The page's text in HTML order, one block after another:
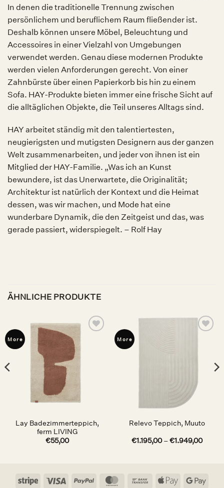
In denen die traditionelle Trennung zwischen
persönlichem und beruflichem Raum fließender ist.
Deshalb können unsere Möbel, Beleuchtung und
Accessoires in einer Vielzahl von Umgebungen
verwendet werden. Genau diese modernen Produkte
werden vielen Anforderungen gerecht. Von einer
Zahnbürste über einen Papierkorb bis hin zu einem
Sofa. HAY-Produkte bieten immer eine frische Sicht auf
die alltäglichen Objekte, die Teil unseres Alltags sind.
HAY arbeitet ständig mit den talentiertesten,
neugierigsten und mutigsten Designern aus der ganzen
Welt zusammenarbeiten, und jeder von ihnen ist ein
Mitglied der HAY-Familie. „Was ich an Kunst
bewundere, ist das Unerwartete, die Originalität;
Architektur ist natürlich der Kontext und die Heimat
dessen, was wir machen, und Mode hat eine
wunderbare Dynamik, die den Zeitgeist und das, was
gerade passiert, widerspiegelt. – Rolf Hay
ÄHNLICHE PRODUKTE
More
Wunschliste
Lay Badezimmerteppich,
ferm LIVING
€55,00
More
Relevo Teppich, Muuto
€1.195,00–€1.949,00
Stripe Visa PayPal MasterCardBank
Apple